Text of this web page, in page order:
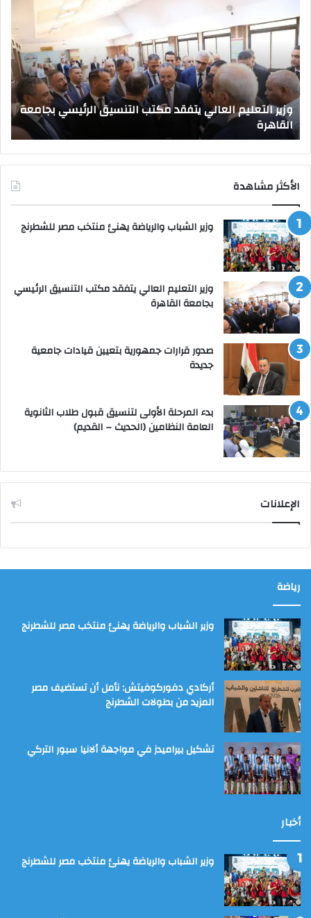
العالي
يتفقد
مكتب
التنسيق
الرئيسي
بجامعة
القاهرة
وزير التعليم العالي يتفقد مكتب التنسيق الرئيسي بجامعة
القاهرة
الأكثر مشاهدة
وزير الشباب والرياضة يهنئ منتخب مصر للشطرنج
وزير التعليم العالي يتفقد مكتب التنسيق الرئيسي
بجامعة القاهرة
صدور قرارات جمهورية بتعيين قيادات جامعية
جديدة
بدء المرحلة الأولى لتنسيق قبول طلاب الثانوية
العامة النظامين (الحديث – القديم)
الإعلانات
رياضة
وزير الشباب والرياضة يهنئ منتخب مصر للشطرنج
أركادي دفوركوفيتش: نأمل أن تستضيف مصر
المزيد من بطولات الشطرنج
تشكيل بيراميدز في مواجهة ألانيا سبور التركي
أخبار
وزير الشباب والرياضة يهنئ منتخب مصر للشطرنج